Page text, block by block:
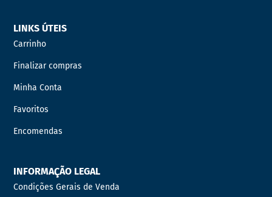
LINKS ÚTEIS
Carrinho
Finalizar compras
Minha Conta
Favoritos
Encomendas
INFORMAÇÃO LEGAL
Condições Gerais de Venda